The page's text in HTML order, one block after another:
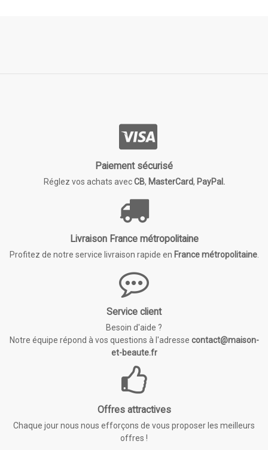
Paiement sécurisé
Réglez vos achats avecCB, MasterCard, PayPal.
Livraison France métropolitaine
Profitez de notre service livraison rapide en France métropolitaine.
Service client
Besoin d'aide ?
Notre équipe répond à vos questions à l'adresse contact@maison-
et-beaute.fr
Offres attractives
Chaque jour nous nous efforçons de vous proposer les meilleurs
offres !